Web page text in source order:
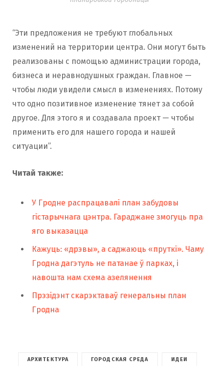
“Эти предложения не требуют глобальных
изменений на территории центра. Они могут быть
реализованы с помощью администрации города,
бизнеса и неравнодушных граждан. Главное —
чтобы люди увидели смысл в изменениях. Потому
что одно позитивное изменение тянет за собой
другое. Для этого я и создавала проект — чтобы
применить его для нашего города и нашей
ситуации”.
Читай также:
У Гродне распрацавалі план забудовы
гістарычнага цэнтра. Гараджане змогуць пра
яго выказацца
Кажуць: «дрэвы», а саджаюць «пруткі». Чаму
Гродна дагэтуль не патанае ў парках, і
навошта нам схема азелянення
Прэзідэнт скарэктаваў генеральны план
Гродна
АРХИТЕКТУРА ГОРОДСКАЯ СРЕДА ИДЕИ